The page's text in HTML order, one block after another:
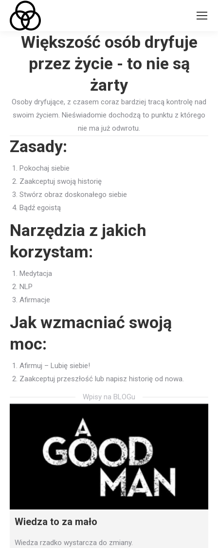
Większość osób dryfuje
przez życie - to nie są
żarty
Osoby dryfujące, z czasem coraz bardziej tracą kontrolę nad
swoim życiem. Nieświadomie dochodzą to punktu z którego
nie ma już odwrotu.
Zasady:
Pokochaj siebie
Zaakceptuj swoją historię
Stwórz obraz doskonałego siebie
Bądź egoistą
Narzędzia z jakich
korzystam:
Medytacja
NLP
Afirmacje
Jak wzmacniać swoją
moc:
Afirmuj – Lubię siebie!
Zaakceptuj przeszłość lub napisz historię od nowa.
Wpisy na BLOGu
Wiedza to za mało
Wiedza rzadko wystarcza do zmiany.